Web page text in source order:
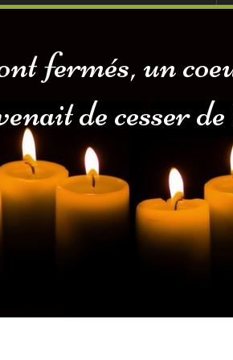
fermés, un
de cesser